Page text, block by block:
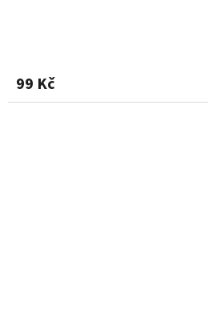
99 Kč